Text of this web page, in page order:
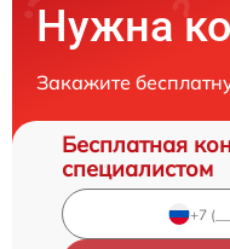
Нужна
Закажите
Бесплатная
специалистом